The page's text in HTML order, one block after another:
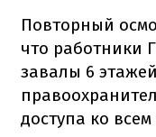
Повторный
что работники
завалы 6
доступа ко